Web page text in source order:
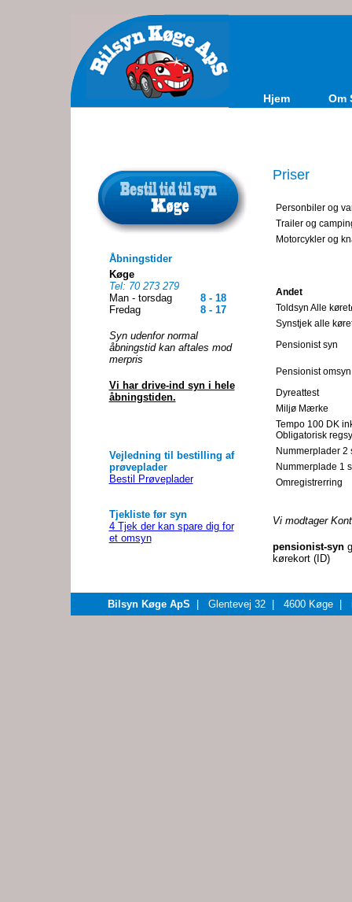
Hjem Om
Åbningstider
Køge
Tel: 70 273 279
Man - torsdag
8 - 18
Fredag
8 - 17
Syn udenfor normal
åbningstid kan aftales mod
merpris
Vi har drive-ind syn i hele
åbningstiden.
Vejledning til bestilling af
prøveplader
Bestil Prøveplader
Tjekliste før syn
4 Tjek der kan spare dig for
et omsyn
Priser
Personbiler og
Trailer og
Motorcykler og
Andet
Toldsyn Alle
Synstjek alle
Pensionist syn
Pensionist omsyn
Dyreattest
Miljø Mærke
Tempo 100 DK
Obligatorisk
Nummerplader 2
Nummerplade 1
Omregistrerring
Vi modtager
pensionist-syn
kørekort (ID)
Bilsyn Køge ApS | Glentevej 32 | 4600 Køge |